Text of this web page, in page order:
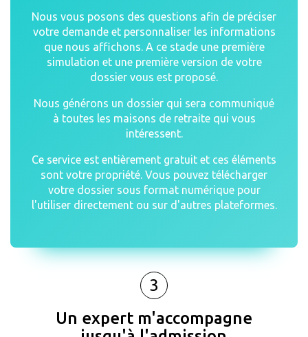
Nous vous posons des questions afin de préciser
votre demande et personnaliser les informations
que nous affichons. A ce stade une première
simulation et une première version de votre
dossier vous est proposé.
Nous générons un dossier qui sera communiqué
à toutes les maisons de retraite qui vous
intéressent.
Ce service est entièrement gratuit et ces éléments
sont votre propriété. Vous pouvez télécharger
votre dossier sous format numérique pour
l'utiliser directement ou sur d'autres plateformes.
3
Un expert m'accompagne